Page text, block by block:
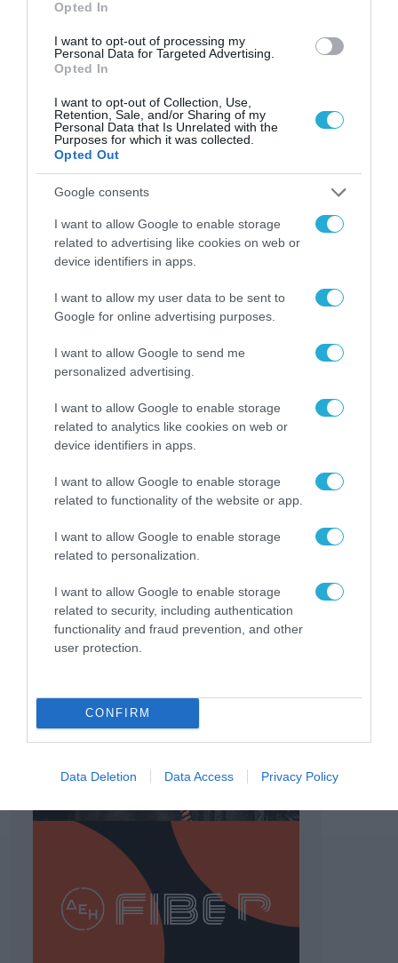
Opted In
I want to opt-out of processing my
Personal Data for Targeted Advertising.
Opted In
I want to opt-out of Collection, Use,
Retention, Sale, and/or Sharing of my
Personal Data that Is Unrelated with the
Purposes for which it was collected.
Opted Out
Google consents
I want to allow Google to enable storage
related to advertising like cookies on web or
device identifiers in apps.
I want to allow my user data to be sent to
Google for online advertising purposes.
I want to allow Google to send me
personalized advertising.
I want to allow Google to enable storage
related to analytics like cookies on web or
device identifiers in apps.
I want to allow Google to enable storage
related to functionality of the website or app.
I want to allow Google to enable storage
related to personalization.
I want to allow Google to enable storage
related to security, including authentication
functionality and fraud prevention, and other
user protection.
CONFIRM
Data Deletion Data Access Privacy Policy
και Έρευνας (ΕΔΥΤΕ Α.Ε. – GRNET), φορέα
του Υπουργείου Ψηφιακής Διακυβέρνησης
και Τεχνητής Νοημοσύνης, και
χρηματοδοτείται από το Πρόγραμμα
Δημοσίων Επενδύσεων.
Τα απαραίτητα στοιχεία αντλούνται
αυτόματα, μέσω του Κέντρου
Διαλειτουργικότητας της Γενικής
και Ψηφιακής Διακυβέρνησης του
Τεχνητής Νοημοσύνης.
«CHIOS KYTHIRA PASS 2026» VOUCHERS.GOV.GR